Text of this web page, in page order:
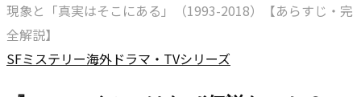
現象と「真実はそこにある」（1993-2018）【あらすじ・完
全解説】
SFミステリー海外ドラマ・TVシリーズ